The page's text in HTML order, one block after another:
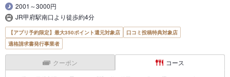
2001～3000円
JR甲府駅南口より徒歩約4分
【アプリ予約限定】最大350ポイント還元対象店
口コミ投稿特典対象店
適格請求書発行事業者
クーポン コース